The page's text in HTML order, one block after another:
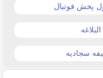
پخش فوتبال
سجادیه